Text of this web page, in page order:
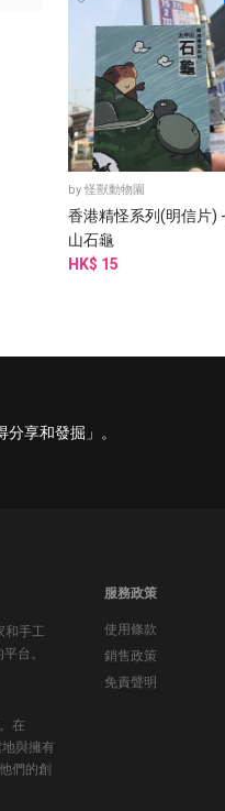
by 怪獸動物園
香港精怪系列(明信片)
山石龜
HK$ 15
享和發掘」。
和手工
台。
在
與擁有
們的創
服務政策
使用條款
銷售政策
免責聲明